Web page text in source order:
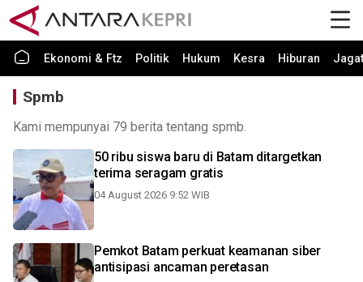
Ekonomi & Ftz Politik Hukum Kesra Hiburan Jagat
Spmb
Kami mempunyai 79 berita tentang spmb.
50 ribu siswa baru di Batam ditargetkan
terima seragam gratis
04 August 2026 9:52 WIB
Pemkot Batam perkuat keamanan siber
antisipasi ancaman peretasan